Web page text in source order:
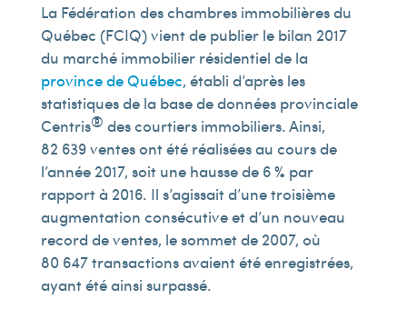
La Fédération des chambres immobilières du
Québec (FCIQ) vient de publier le bilan 2017
du marché immobilier résidentiel de la
province de Québec, établi d’après les
statistiques de la base de données provinciale
Centris® des courtiers immobiliers. Ainsi,
82 639 ventes ont été réalisées au cours de
l’année 2017, soit une hausse de 6 % par
rapport à 2016. Il s’agissait d’une troisième
augmentation consécutive et d’un nouveau
record de ventes, le sommet de 2007, où
80 647 transactions avaient été enregistrées,
ayant été ainsi surpassé.